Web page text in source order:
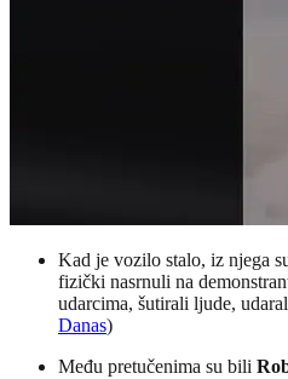
Kad je vozilo stalo, iz njega
fizički nasrnuli na
udarcima, šutirali ljude,
Danas)
Među pretučenima su bili